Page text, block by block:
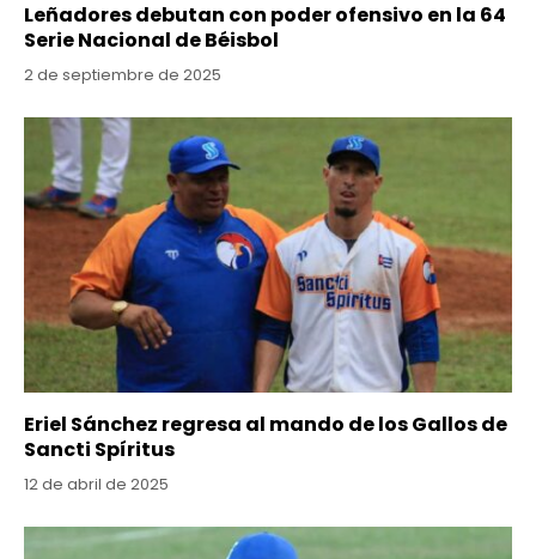
Leñadores debutan con poder ofensivo en la 64
Serie Nacional de Béisbol
2 de septiembre de 2025
Eriel Sánchez regresa al mando de los Gallos de
Sancti Spíritus
12 de abril de 2025